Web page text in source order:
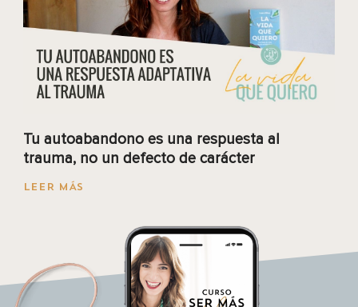
Tu autoabandono es una respuesta al
trauma, no un defecto de carácter
LEER MÁS